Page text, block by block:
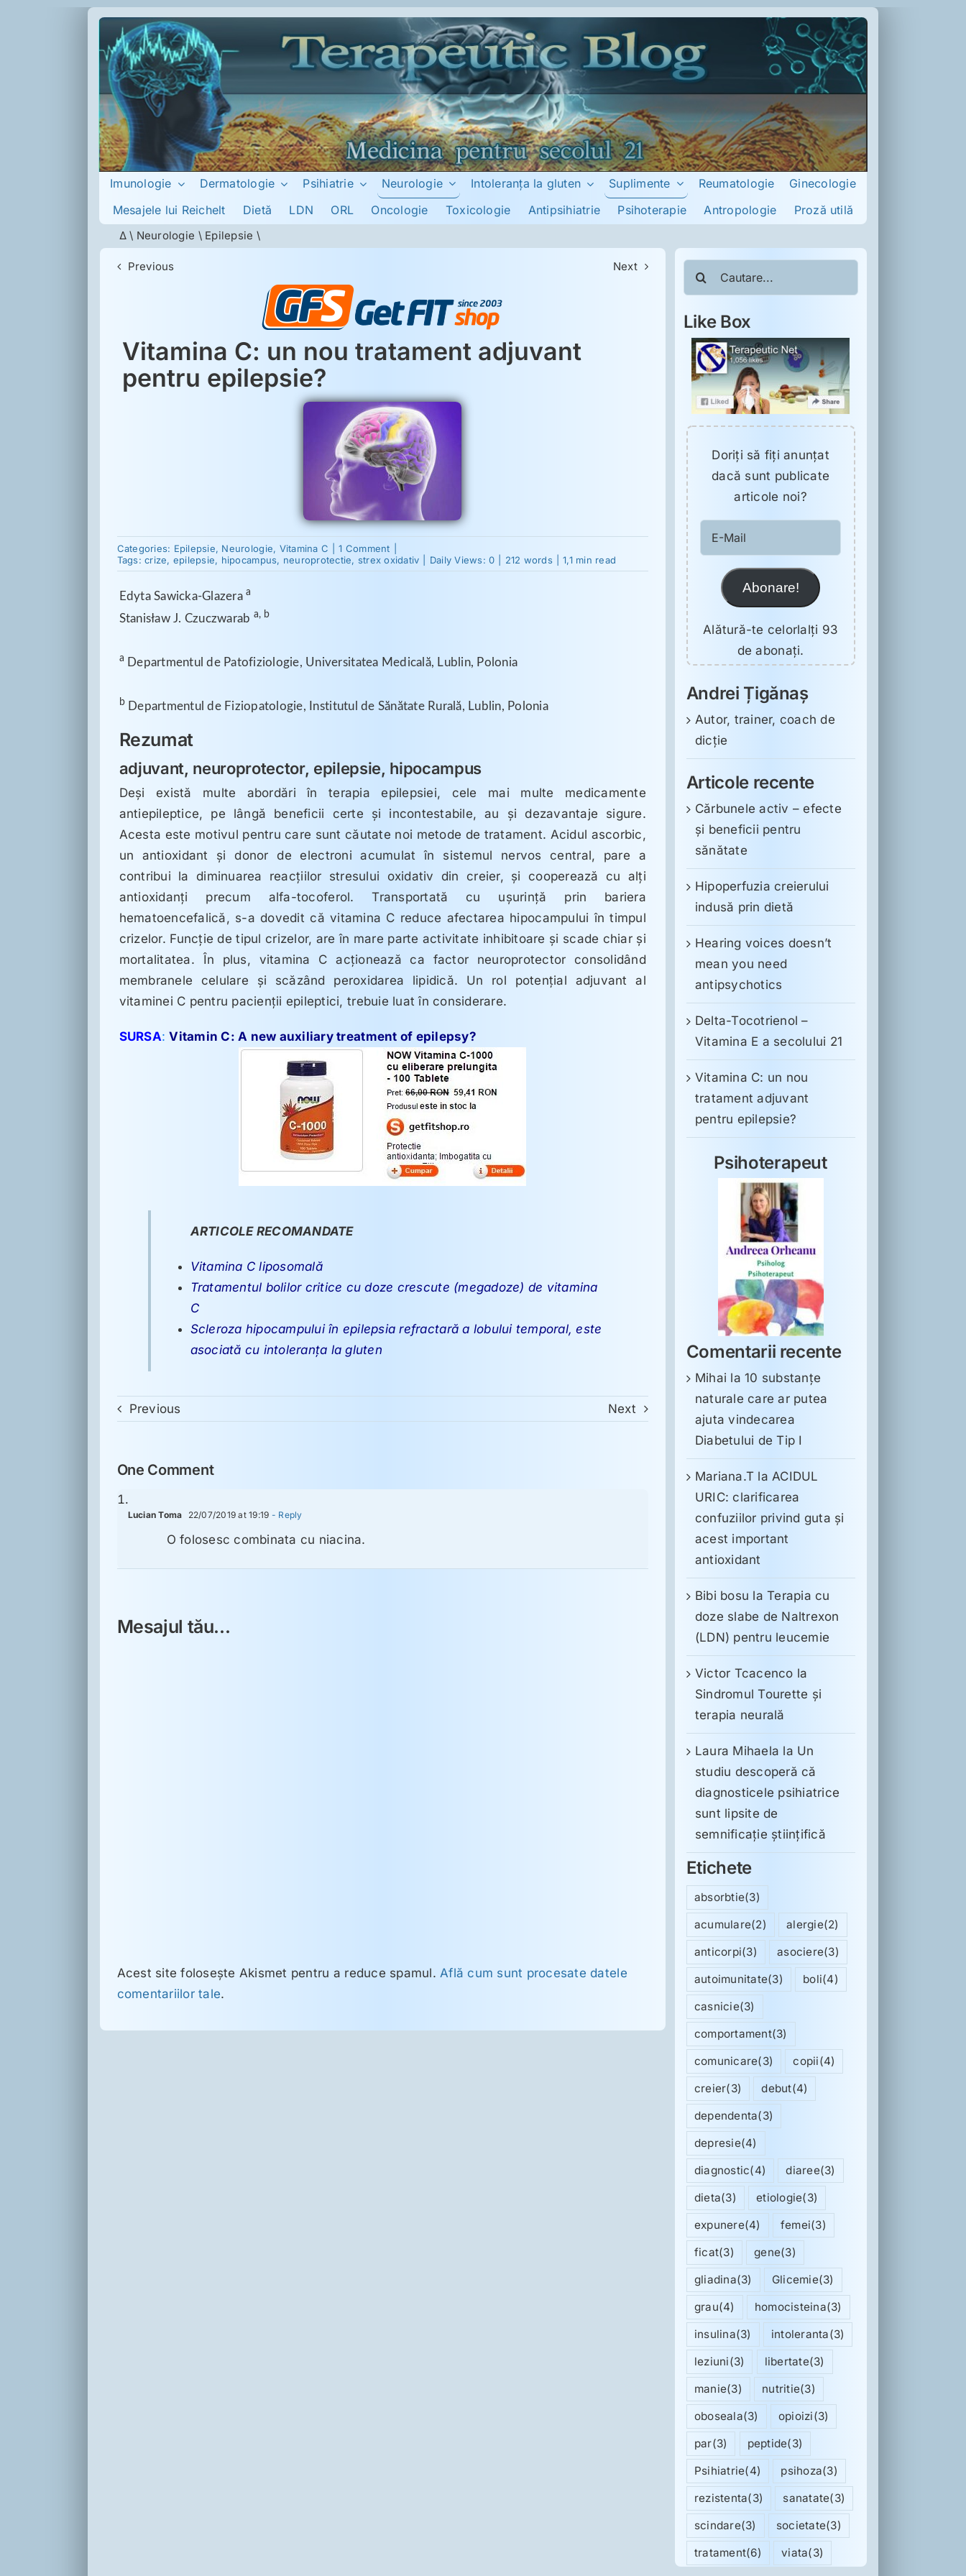
Imunologie Dermatologie Psihiatrie Neurologie Intoleranţa la gluten Suplimente Reumatologie
Ginecologie
Mesajele lui Reichelt
Dietă LDN ORL Oncologie Toxicologie Antipsihiatrie Psihoterapie Antropologie Proză utilă
Δ \ Neurologie \ Epilepsie \
Previous Next
Vitamina C: un nou tratament adjuvant
pentru epilepsie?
Categories: Epilepsie, Neurologie, Vitamina C 1 Commenton
Vitamina
Tags:crize, epilepsie, hipocampus, neuroprotectie, strex oxidativ Daily Views: 0 212 words 1,1 min read
Edyta Sawicka-Glazera a
Stanisław J. Czuczwarab a, b
a Departmentul de Patofiziologie, Universitatea Medicală, Lublin, Polonia
b Departmentul de Fiziopatologie, Institutul de Sănătate Rurală, Lublin, Polonia
Rezumat
adjuvant, neuroprotector, epilepsie, hipocampus
Deși există multe abordări în terapia epilepsiei, cele mai multe medicamente
antiepileptice, pe lângă beneficii certe și incontestabile, au și dezavantaje sigure.
Acesta este motivul pentru care sunt căutate noi metode de tratament. Acidul ascorbic,
un antioxidant și donor de electroni acumulat în sistemul nervos central, pare a
contribui la diminuarea reacțiilor stresului oxidativ din creier, și cooperează cu alți
antioxidanți precum alfa-tocoferol. Transportată cu ușurință prin bariera
hematoencefalică, s-a dovedit că vitamina C reduce afectarea hipocampului în timpul
crizelor. Funcție de tipul crizelor, are în mare parte activitate inhibitoare și scade chiar și
mortalitatea. În plus, vitamina C acționează ca factor neuroprotector consolidând
membranele celulare și scăzând peroxidarea lipidică. Un rol potențial adjuvant al
vitaminei C pentru pacienții epileptici, trebuie luat în considerare.
SURSA: Vitamin C: A new auxiliary treatment of epilepsy?
ARTICOLE RECOMANDATE
Vitamina C liposomală
Tratamentul bolilor critice cu doze crescute (megadoze) de vitamina
C
Scleroza hipocampului în epilepsia refractară a lobului temporal, este
asociată cu intoleranţa la gluten
Previous Next
One Comment
Lucian Toma 22/07/2019 at 19:19 - Reply
O folosesc combinata cu niacina.
Mesajul tău...
Acest site folosește Akismet pentru a reduce spamul.Află cum sunt procesate datele
comentariilor tale.
Like Box
Doriţi să fiţi anunţat
dacă sunt publicate
articole noi?
Mail
Abonare!
Alătură-te celorlalți 93
de abonați.
Andrei Țigănaș
Autor, trainer, coach de
dicție
Articole recente
Cărbunele activ – efecte
și beneficii pentru
sănătate
Hipoperfuzia creierului
indusă prin dietă
Hearing voices doesn’t
mean you need
antipsychotics
Delta-Tocotrienol –
Vitamina E a secolului 21
Vitamina C: un nou
tratament adjuvant
pentru epilepsie?
Psihoterapeut
Comentarii recente
Mihai la10 substanţe
naturale care ar putea
ajuta vindecarea
Diabetului de Tip I
Mariana.T la ACIDUL
URIC: clarificarea
confuziilor privind guta și
acest important
antioxidant
Bibi bosu laTerapia cu
doze slabe de Naltrexon
(LDN) pentru leucemie
Victor Tcacenco la
Sindromul Tourette şi
terapia neurală
Laura Mihaela la Un
studiu descoperă că
diagnosticele psihiatrice
sunt lipsite de
semnificație științifică
Etichete
absorbtie(3)
acumulare(2) alergie(2)
anticorpi(3) asociere(3)
autoimunitate(3) boli(4)
casnicie(3)
comportament(3)
comunicare(3) copii(4)
creier(3) debut(4)
dependenta(3)
depresie(4)
diagnostic(4) diaree(3)
dieta(3) etiologie(3)
expunere(4) femei(3)
ficat(3) gene(3)
gliadina(3) Glicemie(3)
grau(4) homocisteina(3)
insulina(3) intoleranta(3)
leziuni(3) libertate(3)
manie(3) nutritie(3)
oboseala(3) opioizi(3)
par(3) peptide(3)
Psihiatrie(4) psihoza(3)
rezistenta(3) sanatate(3)
scindare(3) societate(3)
tratament(6) viata(3)